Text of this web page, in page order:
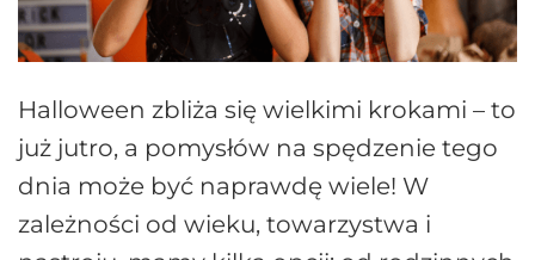
Halloween zbliża się wielkimi krokami – to
już jutro, a pomysłów na spędzenie tego
dnia może być naprawdę wiele! W
zależności od wieku, towarzystwa i